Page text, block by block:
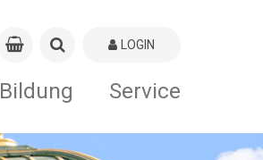
LOGIN
Bildung Service